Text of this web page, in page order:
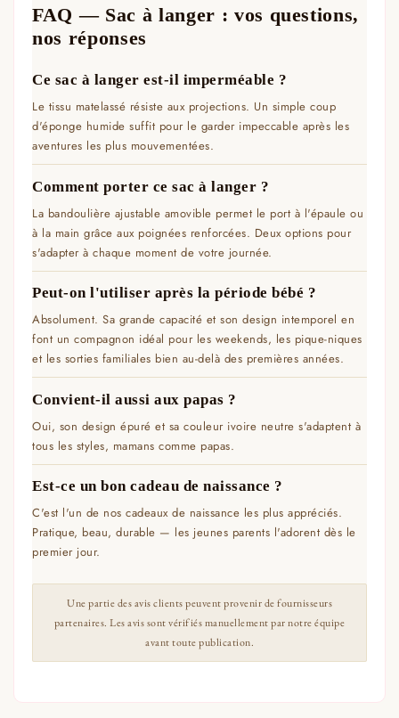
FAQ — Sac à langer : vos questions,
nos réponses
Ce sac à langer est-il imperméable ?
Le tissu matelassé résiste aux projections. Un simple coup
d'éponge humide suffit pour le garder impeccable après les
aventures les plus mouvementées.
Comment porter ce sac à langer ?
La bandoulière ajustable amovible permet le port à l'épaule ou
à la main grâce aux poignées renforcées. Deux options pour
s'adapter à chaque moment de votre journée.
Peut-on l'utiliser après la période bébé ?
Absolument. Sa grande capacité et son design intemporel en
font un compagnon idéal pour les weekends, les pique-niques
et les sorties familiales bien au-delà des premières années.
Convient-il aussi aux papas ?
Oui, son design épuré et sa couleur ivoire neutre s'adaptent à
tous les styles, mamans comme papas.
Est-ce un bon cadeau de naissance ?
C'est l'un de nos cadeaux de naissance les plus appréciés.
Pratique, beau, durable — les jeunes parents l'adorent dès le
premier jour.
Une partie des avis clients peuvent provenir de fournisseurs
partenaires. Les avis sont vérifiés manuellement par notre équipe
avant toute publication.